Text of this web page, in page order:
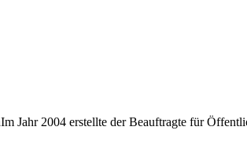
Im Jahr 2004 erstellte der Beauftragte für